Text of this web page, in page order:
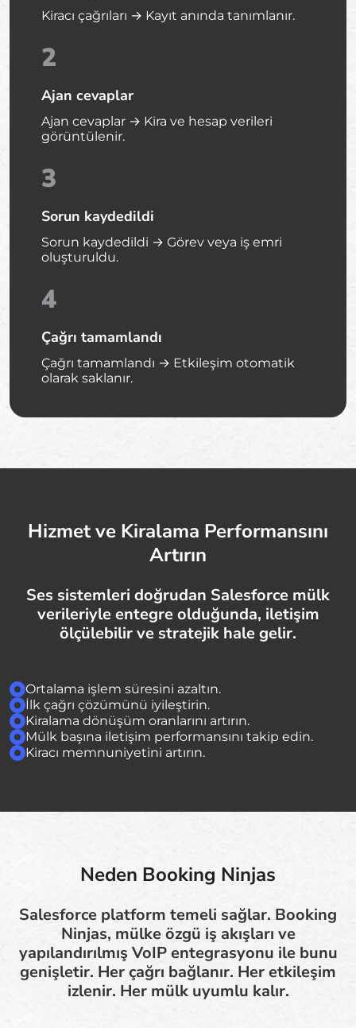
Kiracı çağrıları → Kayıt anında tanımlanır.
2
Ajan cevaplar
Ajan cevaplar → Kira ve hesap verileri
görüntülenir.
3
Sorun kaydedildi
Sorun kaydedildi → Görev veya iş emri
oluşturuldu.
4
Çağrı tamamlandı
Çağrı tamamlandı → Etkileşim otomatik
olarak saklanır.
Hizmet ve Kiralama Performansını
Artırın
Ses sistemleri doğrudan Salesforce mülk
verileriyle entegre olduğunda, iletişim
ölçülebilir ve stratejik hale gelir.
Ortalama işlem süresini azaltın.
İlk çağrı çözümünü iyileştirin.
Kiralama dönüşüm oranlarını artırın.
Mülk başına iletişim performansını takip edin.
Kiracı memnuniyetini artırın.
Neden Booking Ninjas
Salesforce platform temeli sağlar. Booking
Ninjas, mülke özgü iş akışları ve
yapılandırılmış VoIP entegrasyonu ile bunu
genişletir. Her çağrı bağlanır. Her etkileşim
izlenir. Her mülk uyumlu kalır.